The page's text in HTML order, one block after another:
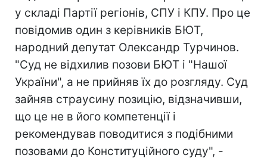
у складі Партії регіонів, СПУ і КПУ. Про це
повідомив один з керівників БЮТ,
народний депутат Олександр Турчинов.
"Суд не відхилив позови БЮТ і "Нашої
України", а не прийняв їх до розгляду. Суд
зайняв страусину позицію, відзначивши,
що це не в його компетенції і
рекомендував поводитися з подібними
позовами до Конституційного суду", -